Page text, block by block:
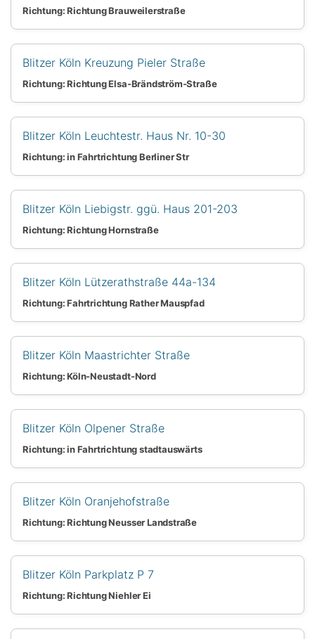
Richtung: Richtung Brauweilerstraße
Blitzer Köln Kreuzung Pieler Straße
Richtung: Richtung Elsa-Brändström-Straße
Blitzer Köln Leuchtestr. Haus Nr. 10-30
Richtung: in Fahrtrichtung Berliner Str
Blitzer Köln Liebigstr. ggü. Haus 201-203
Richtung: Richtung Hornstraße
Blitzer Köln Lützerathstraße 44a-134
Richtung: Fahrtrichtung Rather Mauspfad
Blitzer Köln Maastrichter Straße
Richtung: Köln-Neustadt-Nord
Blitzer Köln Olpener Straße
Richtung: in Fahrtrichtung stadtauswärts
Blitzer Köln Oranjehofstraße
Richtung: Richtung Neusser Landstraße
Blitzer Köln Parkplatz P 7
Richtung: Richtung Niehler Ei